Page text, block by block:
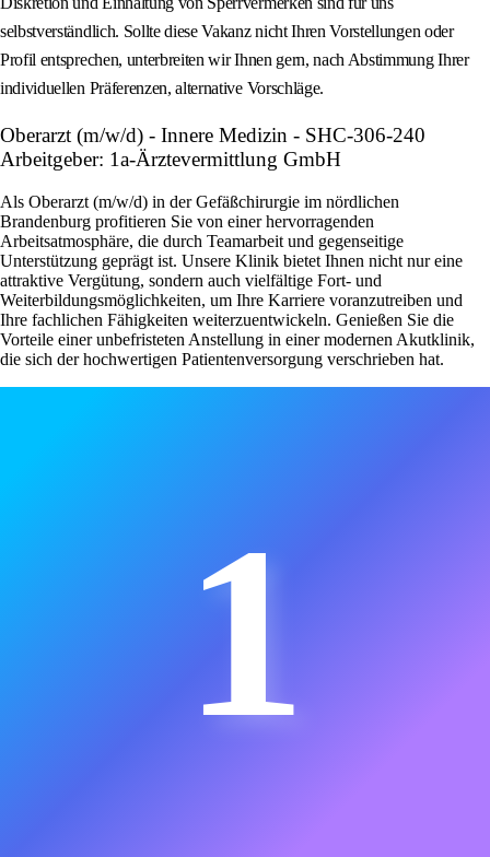
selbstverständlich. Sollte diese Vakanz nicht Ihren Vorstellungen oder
Profil entsprechen, unterbreiten wir Ihnen gern, nach Abstimmung Ihrer
individuellen Präferenzen, alternative Vorschläge.
Oberarzt (m/w/d) - Innere Medizin - SHC-306-240
Arbeitgeber: 1a-Ärztevermittlung GmbH
Als Oberarzt (m/w/d) in der Gefäßchirurgie im nördlichen
Brandenburg profitieren Sie von einer hervorragenden
Arbeitsatmosphäre, die durch Teamarbeit und gegenseitige
Unterstützung geprägt ist. Unsere Klinik bietet Ihnen nicht nur eine
attraktive Vergütung, sondern auch vielfältige Fort- und
Weiterbildungsmöglichkeiten, um Ihre Karriere voranzutreiben und
Ihre fachlichen Fähigkeiten weiterzuentwickeln. Genießen Sie die
Vorteile einer unbefristeten Anstellung in einer modernen Akutklinik,
die sich der hochwertigen Patientenversorgung verschrieben hat.
1